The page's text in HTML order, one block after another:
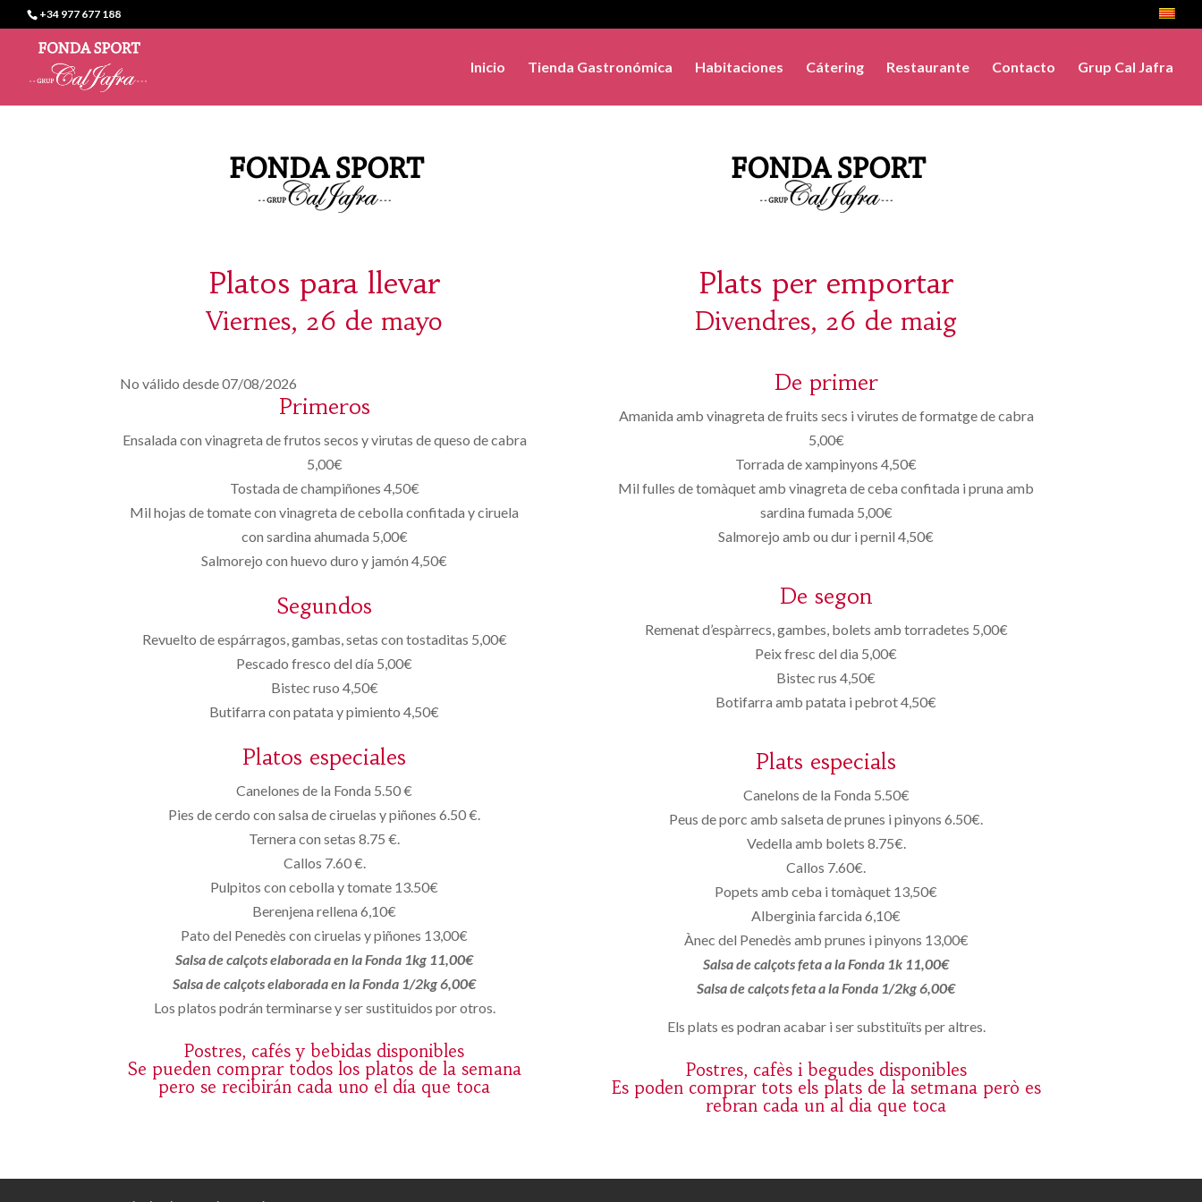
+34 977 677 188
Inicio Tienda Gastronómica Habitaciones Cátering Restaurante Contacto Grup Cal Jafra
Platos para llevar
Viernes, 26 de mayo
No válido desde 07/08/2026
Primeros
Ensalada con vinagreta de frutos secos y virutas de queso de cabra
5,00€
Tostada de champiñones 4,50€
Mil hojas de tomate con vinagreta de cebolla confitada y ciruela
con sardina ahumada 5,00€
Salmorejo con huevo duro y jamón 4,50€
Segundos
Revuelto de espárragos, gambas, setas con tostaditas 5,00€
Pescado fresco del día 5,00€
Bistec ruso 4,50€
Butifarra con patata y pimiento 4,50€
Platos especiales
Canelones de la Fonda 5.50 €
Pies de cerdo con salsa de ciruelas y piñones 6.50 €.
Ternera con setas 8.75 €.
Callos 7.60 €.
Pulpitos con cebolla y tomate 13.50€
Berenjena rellena 6,10€
Pato del Penedès con ciruelas y piñones 13,00€
Salsa de calçots elaborada en la Fonda 1kg 11,00€
Salsa de calçots elaborada en la Fonda 1/2kg 6,00€
Los platos podrán terminarse y ser sustituidos por otros.
Postres, cafés y bebidas disponibles
Se pueden comprar todos los platos de la semana
pero se recibirán cada uno el día que toca
Plats per emportar
Divendres, 26 de maig
De primer
Amanida amb vinagreta de fruits secs i virutes de formatge de cabra
5,00€
Torrada de xampinyons 4,50€
Mil fulles de tomàquet amb vinagreta de ceba confitada i pruna amb
sardina fumada 5,00€
Salmorejo amb ou dur i pernil 4,50€
De segon
Remenat d’espàrrecs, gambes, bolets amb torradetes 5,00€
Peix fresc del dia 5,00€
Bistec rus 4,50€
Botifarra amb patata i pebrot 4,50€
Plats especials
Canelons de la Fonda 5.50€
Peus de porc amb salseta de prunes i pinyons 6.50€.
Vedella amb bolets 8.75€.
Callos 7.60€.
Popets amb ceba i tomàquet 13,50€
Alberginia farcida 6,10€
Ànec del Penedès amb prunes i pinyons 13,00€
Salsa de calçots feta a la Fonda 1k 11,00€
Salsa de calçots feta a la Fonda 1/2kg 6,00€
Els plats es podran acabar i ser substituïts per altres.
Postres, cafès i begudes disponibles
Es poden comprar tots els plats de la setmana però es
rebran cada un al dia que toca